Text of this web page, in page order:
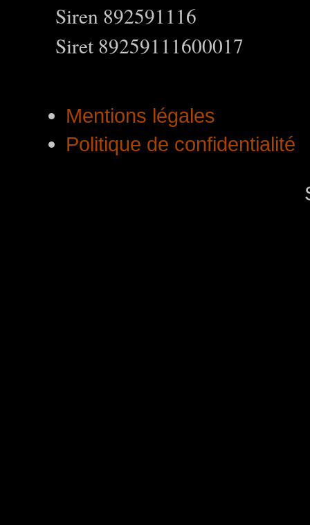
Siren 892591116
Siret 89259111600017
Mentions légales
Politique de confidentialité